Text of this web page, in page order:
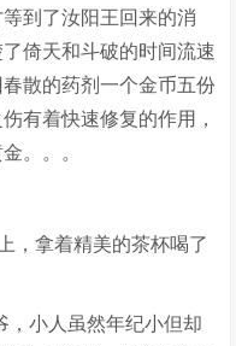
到了汝阳王回来的消
倚天和斗破的时间流速
散的药剂一个金币五份
有着快速修复的作用，
。。。
，拿着精美的茶杯喝了
，小人虽然年纪小但却